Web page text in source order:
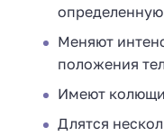
определенную
Меняют
положения
Имеют
Длятся